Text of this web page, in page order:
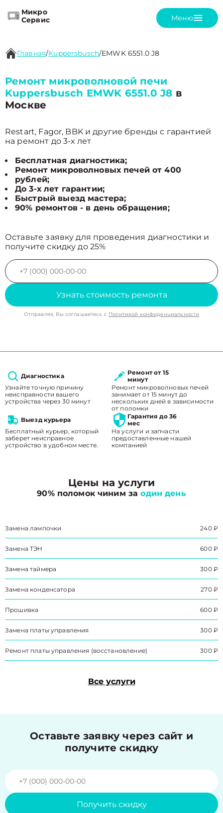
Микро
Сервис
Меню
Главная/Kuppersbusch/EMWK 6551.0 J8
Ремонт микроволновой печи
Kuppersbusch EMWK 6551.0 J8 в
Москве
Restart, Fagor, BBK и другие бренды с гарантией
на ремонт до 3-х лет
Бесплатная диагностика;
Ремонт микроволновых печей от 400
рублей;
До 3-х лет гарантии;
Быстрый выезд мастера;
90% ремонтов - в день обращения;
Оставьте заявку для проведения диагностики и
получите скидку до 25%
Узнать стоимость ремонта
Отправляя, Вы соглашаетесь с Политикой конфиденциальности
Диагностика
Узнайте точную причину
неисправности вашего
устройства через 30 минут
Ремонт от 15
минут
Ремонт микроволновых печей
занимает от 15 минут до
нескольких дней в зависимости
от поломки
Выезд курьера
Бесплатный курьер, который
заберет неисправное
устройство в удобном месте.
Гарантия до 36
мес
На услуги и запчасти
предоставленные нашей
компанией
Цены на услуги
90% поломок чиним заодин день
Замена лампочки 240 ₽
Замена ТЭН 600 ₽
Замена таймера 300 ₽
Замена конденсатора 270 ₽
Прошивка 600 ₽
Замена платы управления 300 ₽
Ремонт платы управления (восстановление) 300 ₽
Все услуги
Оставьте заявку через сайт и
получите скидку
Получить скидку